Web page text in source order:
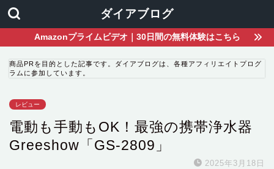
ダイアブログ
Amazonプライムビデオ｜30日間の無料体験はこちら
商品PRを目的とした記事です。ダイアブログは、各種アフィリエイトプログ
ラムに参加しています。
レビュー
電動も手動もOK！最強の携帯浄水器
Greeshow「GS-2809」
2025年3月18日